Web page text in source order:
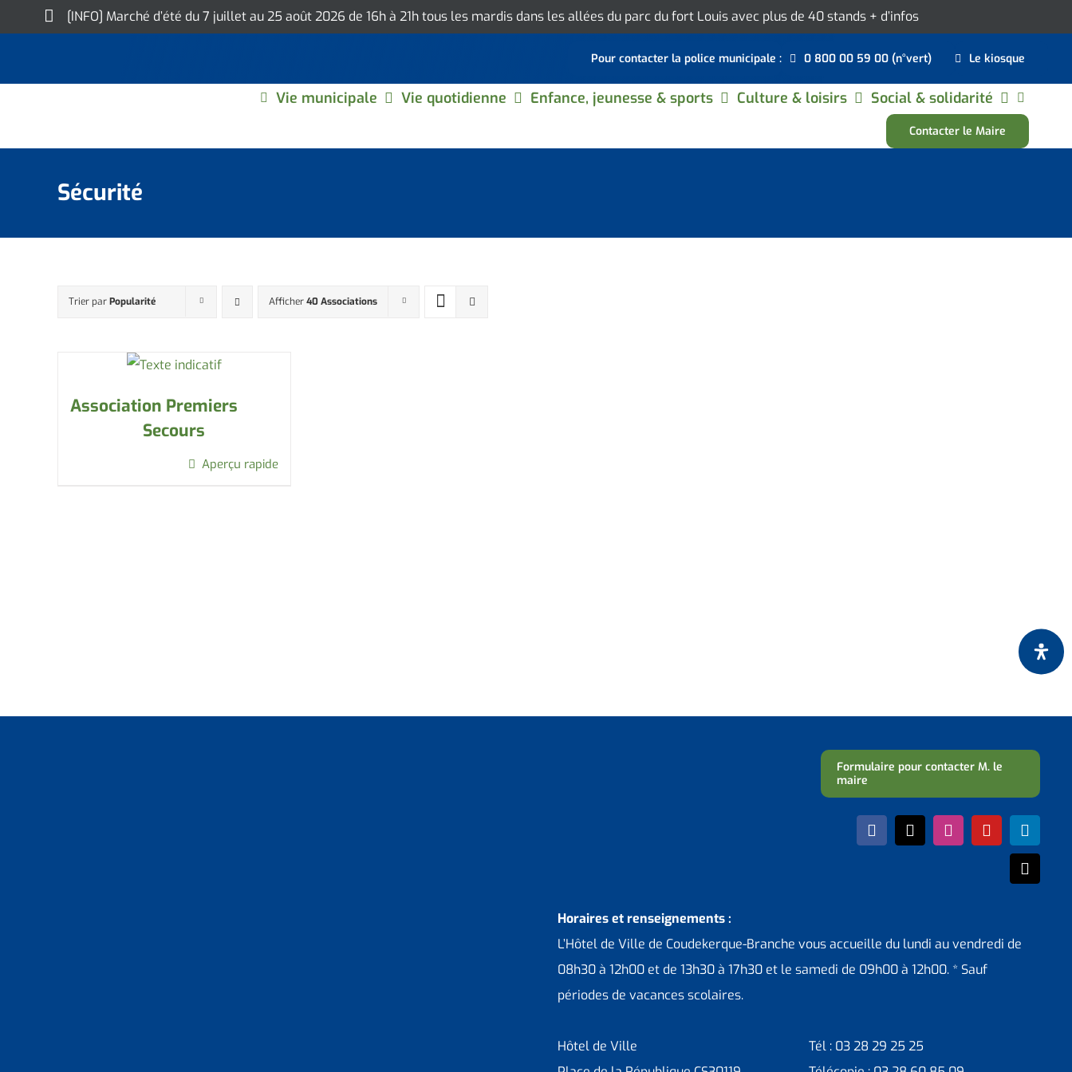
to
[INFO] Marché d’été du 7 juillet au 25 août 2026 de 16h à 21h tous les mardis dans les allées du parc du fort Louis avec plus de 40 stands + d’infos
Pour contacter la police municipale : 0 800 00 59 00 (n°vert) Le kiosque
Vie municipale Vie quotidienne Enfance, jeunesse & sports Culture & loisirs Social & solidarité
Contacter le Maire
Sécurité
Trier parPopularité Afficher40 Associations
Association Premiers
Secours
Aperçu rapide
Formulaire pour contacter M. le
maire
Horaires et renseignements :
L’Hôtel de Ville de Coudekerque-Branche vous accueille du lundi au vendredi de
08h30 à 12h00 et de 13h30 à 17h30 et le samedi de 09h00 à 12h00. * Sauf
périodes de vacances scolaires.
Hôtel de Ville
Tél : 03 28 29 25 25